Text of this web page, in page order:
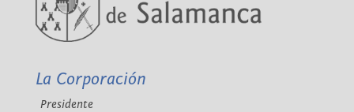
La Corporación
Presidente